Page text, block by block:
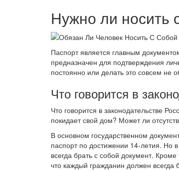
Нужно ли носить
Паспорт является главным
предназначен для подтверждения
постоянно или делать это совсем не
Что говорится в
Что говорится в законодательстве
покидает свой дом? Может ли
В основном государственном
паспорт по достижении 14-летия. Но
всегда брать с собой документ.
что каждый гражданин должен всегда